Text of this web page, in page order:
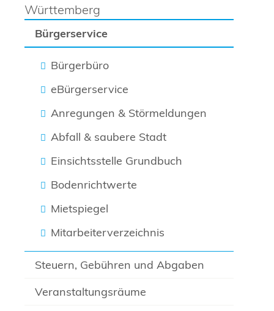
Bürgerservice
Bürgerbüro
eBürgerservice
Anregungen & Störmeldungen
Abfall & saubere Stadt
Einsichtsstelle Grundbuch
Bodenrichtwerte
Mietspiegel
Mitarbeiterverzeichnis
Steuern, Gebühren und Abgaben
Veranstaltungsräume
Württemberg